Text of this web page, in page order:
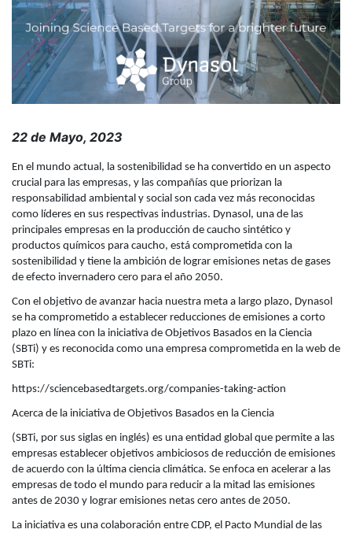
22 de Mayo, 2023
En el mundo actual, la sostenibilidad se ha convertido en un aspecto
crucial para las empresas, y las compañías que priorizan la
responsabilidad ambiental y social son cada vez más reconocidas
como líderes en sus respectivas industrias. Dynasol, una de las
principales empresas en la producción de caucho sintético y
productos químicos para caucho, está comprometida con la
sostenibilidad y tiene la ambición de lograr emisiones netas de gases
de efecto invernadero cero para el año 2050.
Con el objetivo de avanzar hacia nuestra meta a largo plazo, Dynasol
se ha comprometido a establecer reducciones de emisiones a corto
plazo en línea con la iniciativa de Objetivos Basados en la Ciencia
(SBTi) y es reconocida como una empresa comprometida en la web de
SBTi:
https://sciencebasedtargets.org/companies-taking-action
Acerca de la iniciativa de Objetivos Basados en la Ciencia
(SBTi, por sus siglas en inglés) es una entidad global que permite a las
empresas establecer objetivos ambiciosos de reducción de emisiones
de acuerdo con la última ciencia climática. Se enfoca en acelerar a las
empresas de todo el mundo para reducir a la mitad las emisiones
antes de 2030 y lograr emisiones netas cero antes de 2050.
La iniciativa es una colaboración entre CDP, el Pacto Mundial de las